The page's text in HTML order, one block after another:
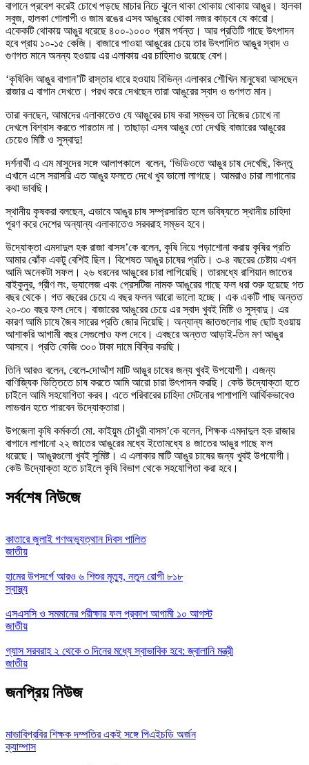
বাগানে প্রবেশ করেই চোখে পড়ছে মাচার নিচে ঝুলে থাকা থোকায় থোকায় আঙুর। হালকা
সবুজ, হালকা গোলাপী ও জাম রঙের এসব আঙুরের থোকা নজর কাড়বে যে কারো।
একেকটি থোকায় আঙুর ধরেছে ৪০০-১০০০ গ্রাম পর্যন্ত। আর প্রতিটি গাছে উৎপাদন
হবে প্রায় ১০-১৫ কেজি। বাজারে পাওয়া আঙুরের চেয়ে তার উৎপাদিত আঙুর স্বাদ ও
গুণগত মানে অনন্য হওয়ায় এর এলাকায় এর চাহিদাও রয়েছে বেশ।
‘কৃষিবিদ আঙুর বাগান’টি রাস্তার ধারে হওয়ায় বিভিন্ন এলাকার শৌখিন মানুষেরা আসছেন
রাজার এ বাগান দেখতে। পরখ করে দেখছেন তারা আঙুরের স্বাদ ও গুণগত মান।
তারা বলছেন, আমাদের এলাকাতেও যে আঙুরের চাষ করা সম্ভব তা নিজের চোখে না
দেখলে বিশ্বাস করতে পারতাম না। তাছাড়া এসব আঙুর তো দেখছি বাজারের আঙুরের
চেয়েও মিষ্টি ও সুস্বাদু!
দর্শনার্থী এ এম মাসুদের সঙ্গে আলাপকালে বলেন, ‘ভিডিওতে আঙুর চাষ দেখেছি, কিন্তু
এখানে এসে সরাসরি এত আঙুর ফলতে দেখে খুব ভালো লাগছে। আমরাও চারা লাগানোর
কথা ভাবছি।
স্থানীয় কৃষকরা বলছেন, এভাবে আঙুর চাষ সম্প্রসারিত হলে ভবিষ্যতে স্থানীয় চাহিদা
পূরণ করে দেশের অন্যান্য এলাকাতেও সরবরাহ সম্ভব হবে।
উদ্যোক্তা এমদাদুল হক রাজা বাসস’কে বলেন, কৃষি নিয়ে পড়াশোনা করায় কৃষির প্রতি
আমার ঝোঁক একটু বেশিই ছিল। বিশেষত আঙুর চাষের প্রতি। ৩-৪ বছরের চেষ্টায় এখন
আমি অনেকটা সফল। ২৬ ধরনের আঙুরের চারা লাগিয়েছি। তারমধ্যে রাশিয়ান জাতের
বাইকুনুর, গ্রীণ লং, ভ্যালেজ এবং প্রেসটিজ নামক আঙুরের গাছে ফল ধরা শুরু হয়েছে গত
বছর থেকে। গত বছরের চেয়ে এ বছর ফলন আরো ভালো হচ্ছে। এক একটি গাছ অন্তত
২০-৩০ বছর ফল দেবে। বাজারের আঙুরের চেয়ে এর স্বাদ খুবই মিষ্টি ও সুস্বাদু। এর
কারণ আমি চাষে জৈব সারের প্রতি জোর দিয়েছি। অন্যান্য জাতগুলোর গাছ ছোট হওয়ায়
আশাকরি আগামী বছর সেগুলোও ফল দেবে। এবছরে অন্তত আড়াই-তিন মণ আঙুর
আসবে। প্রতি কেজি ৩০০ টাকা দামে বিক্রি করছি।
তিনি আরও বলেন, বেলে-দোআঁশ মাটি আঙুর চাষের জন্য খুবই উপযোগী। এজন্য
বাণিজ্যিক ভিত্তিতে চাষ করতে আমি আরো চারা উৎপাদন করছি। কেউ উদ্যোক্তা হতে
চাইলে আমি সহযোগিতা করব। এতে পরিবারের চাহিদা মেটনোর পাশাপাশি আর্থিকভাবেও
লাভবান হতে পারবেন উদ্যোক্তারা।
উপজেলা কৃষি কর্মকর্তা মো. কাইয়ুম চৌধুরী বাসস’কে বলেন, শিক্ষক এমদাদুল হক রাজার
বাগানে লাগানো ২২ জাতের আঙুরের মধ্যে ইতোমধ্যে ৪ জাতের আঙুর গাছে ফল
ধরেছে। আঙুরগুলো খুবই সুমিষ্ট। এ এলাকার মাটি আঙুর চাষের জন্য খুবই উপযোগী।
কেউ উদ্যোক্তা হতে চাইলে কৃষি বিভাগ থেকে সহযোগিতা করা হবে।
সর্বশেষ নিউজে
কাতারে জুলাই গণঅভ্যুত্থান দিবস পালিত
জাতীয়
হামের উপসর্গে আরও ৬ শিশুর মৃত্যু, নতুন রোগী ৮১৮
স্বাস্থ্য
এসএসসি ও সমমানের পরীক্ষার ফল প্রকাশ আগামী ১০ আগস্ট
জাতীয়
গ্যাস সরবরাহ ২ থেকে ৩ দিনের মধ্যে স্বাভাবিক হবে: জ্বালানি মন্ত্রী
জাতীয়
জনপ্রিয় নিউজ
মাভাবিপ্রবির শিক্ষক দম্পতির একই সঙ্গে পিএইচডি অর্জন
ক্যাম্পাস